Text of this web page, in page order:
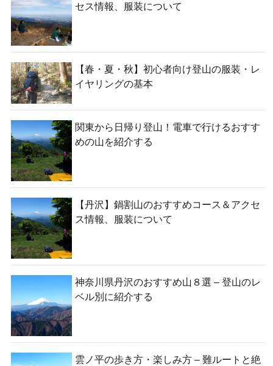
セス情報、服装について
【春・夏・秋】初心者向け登山の服装・レ
イヤリングの基本
関東から日帰り登山！電車で行けるおすす
めの山を紹介する
【丹沢】鍋割山のおすすめコース＆アクセ
ス情報、服装について
神奈川県丹沢のおすすめ山８選 – 登山のレ
ベル別に紹介する
雲ノ平の歩き方・楽しみ方 – 難ルートと絶